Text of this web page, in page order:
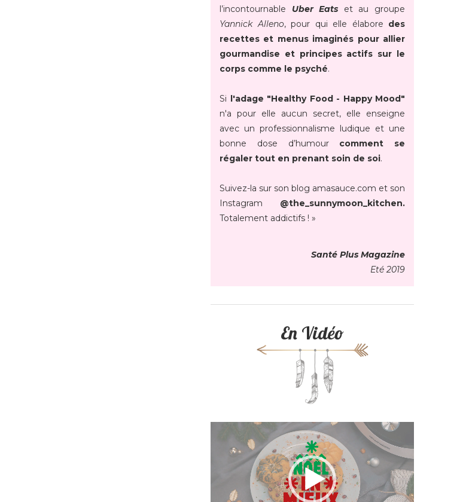
l’incontournable Uber Eats et au groupe
Yannick Alleno, pour qui elle élabore des
recettes et menus imaginés pour allier
gourmandise et principes actifs sur le
corps comme le psyché.
Si l'adage "Healthy Food - Happy Mood"
n'a pour elle aucun secret, elle enseigne
avec un professionnalisme ludique et une
bonne dose d’humour comment se
régaler tout en prenant soin de soi.
Suivez-la sur son blog amasauce.com et son
Instagram @the_sunnymoon_kitchen.
Totalement addictifs ! »
Santé Plus Magazine
Eté 2019
En Vidéo